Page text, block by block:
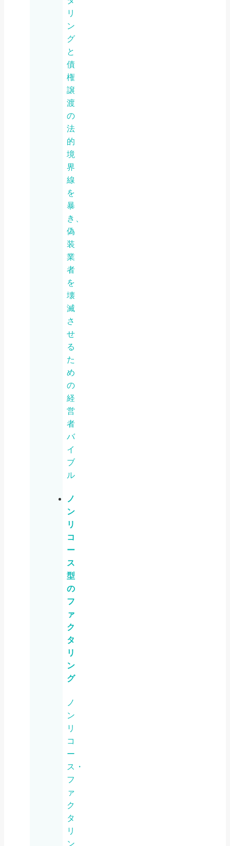
リ
ン
グ
と
債
権
譲
渡
の
法
的
境
界
線
を
暴
き、
偽
装
業
者
を
壊
滅
さ
せ
る
た
め
の
経
営
者
バ
イ
ブ
ル
ノ
ン
リ
コ
ー
ス
型
の
フ
ァ
ク
タ
リ
ン
グ
ノ
ン
リ
コ
ー
ス・
フ
ァ
ク
タ
リ
ン